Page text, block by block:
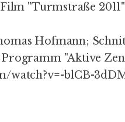
"Turmstraße
Hofmann;
"Aktive
watch?v=-blCB-